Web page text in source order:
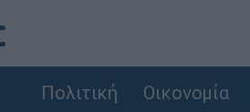
Πολιτική Οικονομία